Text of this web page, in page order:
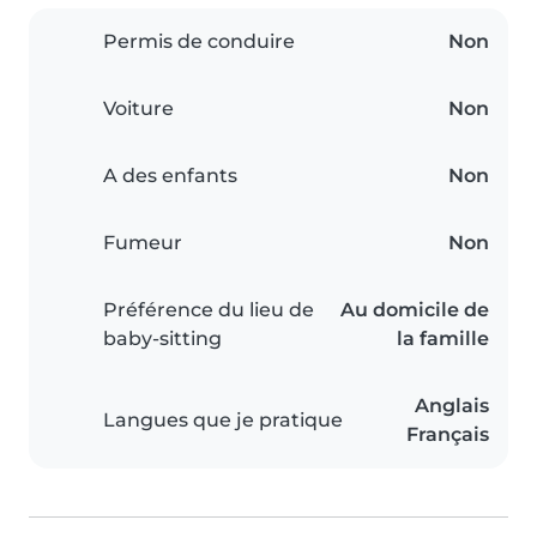
Permis de conduire Non
Voiture Non
A des enfants Non
Fumeur Non
Préférence du lieu de
baby-sitting
Au domicile de
la famille
Langues que je pratique
Anglais
Français